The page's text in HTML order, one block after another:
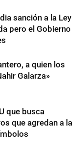
sanción a la Ley
pero el Gobierno
a quien los
Galarza»
que busca
que agredan a la